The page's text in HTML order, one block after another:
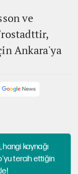
ve
Ankara'ya
kaynağı
tercih ettiğin